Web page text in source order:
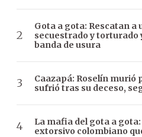
Gota a gota: Rescatan a
secuestrado y torturado
banda de usura
Caazapá: Roselín murió
sufrió tras su deceso,
La mafia del gota a
extorsivo colombiano